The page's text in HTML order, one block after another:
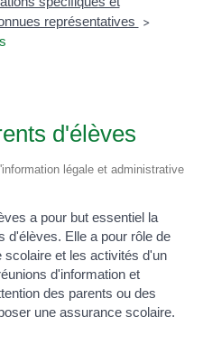
représentatives >
d'élèves
légale et administrative
a pour but essentiel la
d'élèves. Elle a pour rôle de
et les activités d'un
d'information et
des parents ou des
une assurance scolaire.